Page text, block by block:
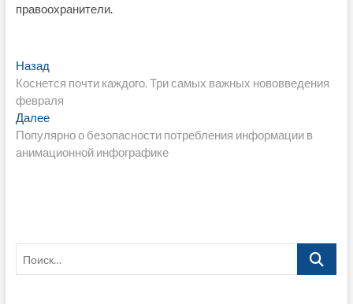
правоохранители.
Навигация
по
записям
НазадПредыдущая
запись:
Коснется почти каждого. Три самых важных нововведения
февраля
ДалееСледующая
запись:
Популярно о безопасности потребления информации в
анимационной инфографике
Поиск…